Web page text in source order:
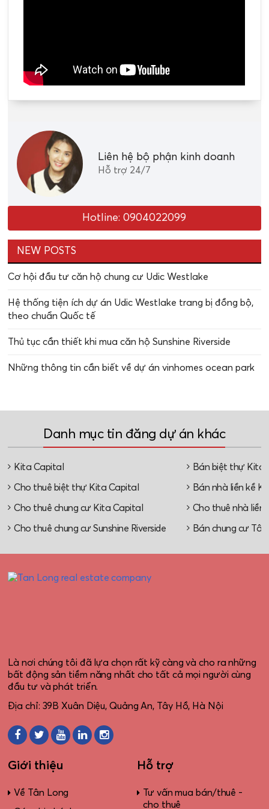
Liên hệ bộ phận kinh doanh
Hỗ trợ 24/7
Hotline: 0904022099
NEW POSTS
Cơ hội đầu tư căn hộ chung cư Udic Westlake
Hệ thống tiện ích dự án Udic Westlake trang bị đồng bộ,
theo chuẩn Quốc tế
Thủ tục cần thiết khi mua căn hộ Sunshine Riverside
Những thông tin cần biết về dự án vinhomes ocean park
Danh mục tin đăng dự án khác
Kita Capital Bán biệt thự Kita
Cho thuê biệt thự Kita Capital Bán nhà liền kề
Cho thuê chung cư Kita Capital Cho thuê nhà liền
Cho thuê chung cư Sunshine Riverside Bán chung cư Tây
Là nơi chúng tôi đã lựa chọn rất kỹ càng và cho ra những
bất động sản tiềm năng nhất cho tất cả mọi người cùng
đầu tư và phát triển.
Địa chỉ: 39B Xuân Diệu, Quảng An, Tây Hồ, Hà Nội
Giới thiệu
Về Tân Long
Hỗ trợ
Tư vấn mua bán/thuê -
cho thuê